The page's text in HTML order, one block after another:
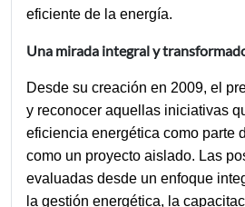
eficiente de la energía.
Una mirada integral y
Desde su creación en 2009, el
y reconocer aquellas iniciativas
eficiencia energética como parte
como un proyecto aislado. Las
evaluadas desde un enfoque
la gestión energética, la